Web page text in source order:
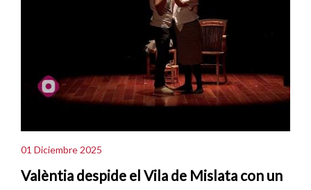
01 Diciembre 2025
Valèntia despide el Vila de Mislata con un